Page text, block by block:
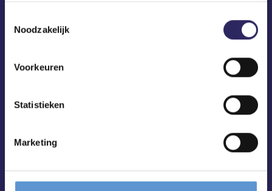
Noodzakelijk
Voorkeuren
Statistieken
Marketing